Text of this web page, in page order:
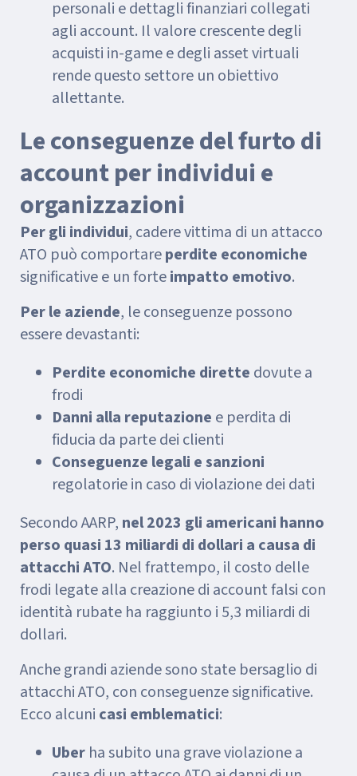
personali e dettagli finanziari collegati
agli account. Il valore crescente degli
acquisti in-game e degli asset virtuali
rende questo settore un obiettivo
allettante.
Le conseguenze del furto di
account per individui e
organizzazioni
Per gli individui, cadere vittima di un attacco
ATO può comportareperdite economiche
significative e un forteimpatto emotivo.
Per le aziende, le conseguenze possono
essere devastanti:
Perdite economiche dirette dovute a
frodi
Danni alla reputazione e perdita di
fiducia da parte dei clienti
Conseguenze legali e sanzioni
regolatorie in caso di violazione dei dati
Secondo AARP, nel 2023 gli americani hanno
perso quasi 13 miliardi di dollari a causa di
attacchi ATO. Nel frattempo, il costo delle
frodi legate alla creazione di account falsi con
identità rubate ha raggiunto i 5,3 miliardi di
dollari.
Anche grandi aziende sono state bersaglio di
attacchi ATO, con conseguenze significative.
Ecco alcuni casi emblematici:
Uber ha subito una grave violazione a